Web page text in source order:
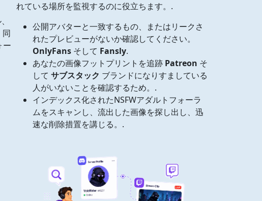
同
ー
れている場所を監視するのに役立ちます。.
公開アバターと一致するもの、またはリークさ
れたプレビューがないか確認してください。
OnlyFans そして Fansly.
あなたの画像フットプリントを追跡 Patreon そ
してサブスタック ブランドになりすましている
人がいないことを確認するため。.
インデックス化されたNSFWアダルトフォーラ
ムをスキャンし、流出した画像を探し出し、迅
速な削除措置を講じる。.